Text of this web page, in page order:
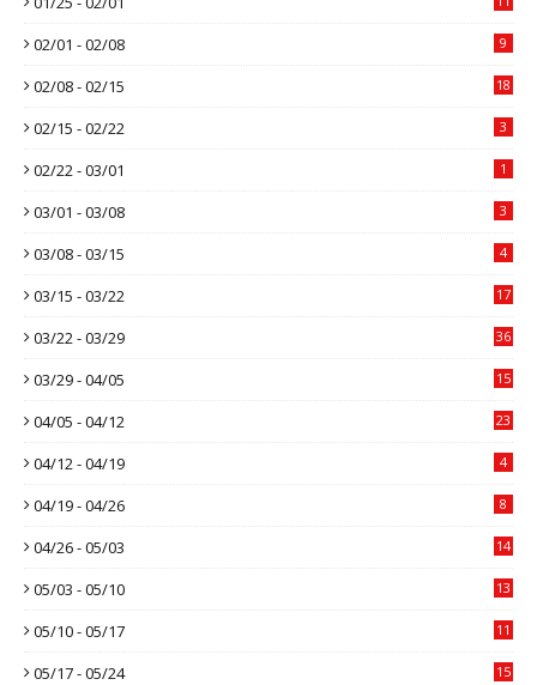
02/01 - 02/08 9
02/08 - 02/15 18
02/15 - 02/22 3
02/22 - 03/01 1
03/01 - 03/08 3
03/08 - 03/15 4
03/15 - 03/22 17
03/22 - 03/29 36
03/29 - 04/05 15
04/05 - 04/12 23
04/12 - 04/19 4
04/19 - 04/26 8
04/26 - 05/03 14
05/03 - 05/10 13
05/10 - 05/17 11
05/17 - 05/24 15